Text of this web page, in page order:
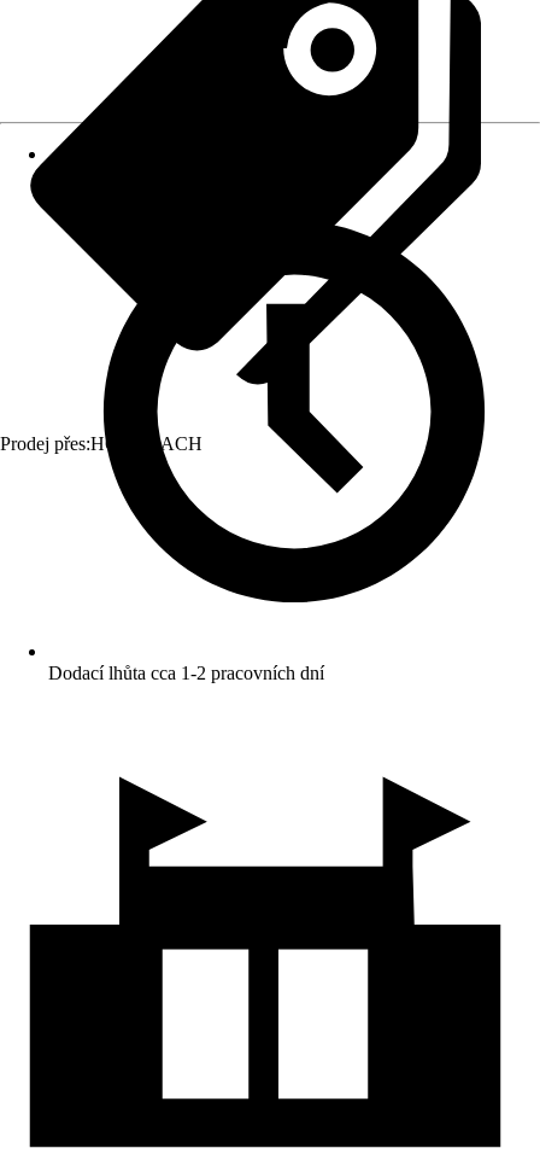
Prodej přes:HORNBACH
Dodací lhůta cca 1-2 pracovních dní